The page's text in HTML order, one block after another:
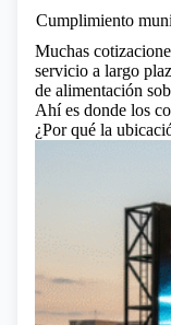
Cumplimiento
Muchas
servicio a largo
de alimentación
Ahí es donde los
¿Por qué la